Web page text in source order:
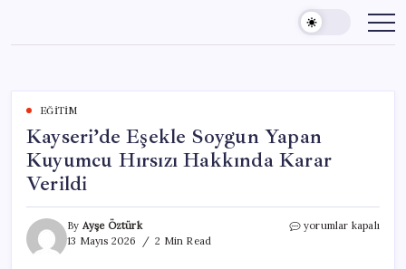
content
EĞITIM
Kayseri’de Eşekle Soygun Yapan
Kuyumcu Hırsızı Hakkında Karar
Verildi
By Ayşe Öztürk
13 Mayıs 2026
2 Min Read
Kayseri’de
yorumlar kapalı